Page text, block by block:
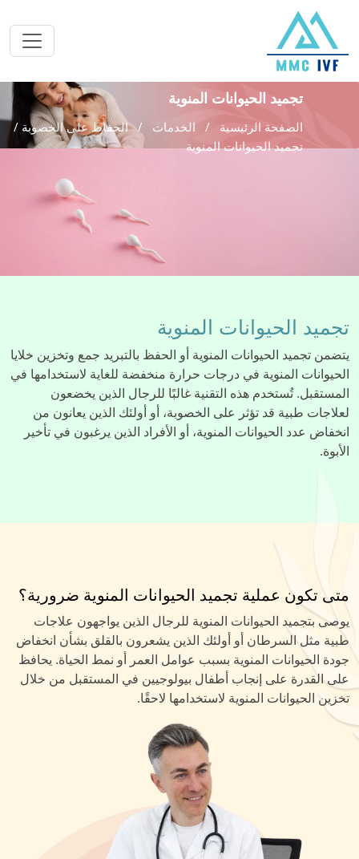
تجميد الحيوانات المنوية
الصفحة الرئيسية الخدمات
الحفاظ على الخصوبة /
تجميد الحيوانات المنوية
تجميد الحيوانات المنوية
يتضمن تجميد الحيوانات المنوية أو الحفظ بالتبريد جمع وتخزين خلايا
الحيوانات المنوية في درجات حرارة منخفضة للغاية لاستخدامها في
المستقبل. تُستخدم هذه التقنية غالبًا للرجال الذين يخضعون
لعلاجات طبية قد تؤثر على الخصوبة، أو أولئك الذين يعانون من
انخفاض عدد الحيوانات المنوية، أو الأفراد الذين يرغبون في تأخير
الأبوة.
متى تكون عملية تجميد الحيوانات المنوية ضرورية؟
يوصى بتجميد الحيوانات المنوية للرجال الذين يواجهون علاجات
طبية مثل السرطان أو أولئك الذين يشعرون بالقلق بشأن انخفاض
جودة الحيوانات المنوية بسبب عوامل العمر أو نمط الحياة. يحافظ
على القدرة على إنجاب أطفال بيولوجيين في المستقبل من خلال
تخزين الحيوانات المنوية لاستخدامها لاحقًا.